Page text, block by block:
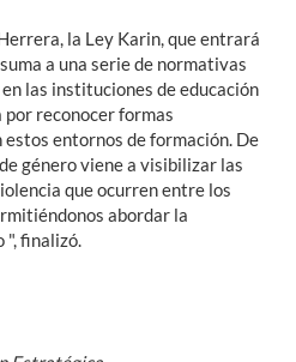
la Ley Karin, que entrará
a una serie de normativas
las instituciones de educación
por reconocer formas
entornos de formación. De
género viene a visibilizar las
que ocurren entre los
abordar la
", finalizó.